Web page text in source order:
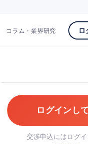
コラム・業界研究 ロ
ログインし
交渉申込にはログイ